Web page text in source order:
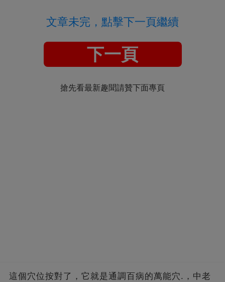
文章未完，點擊下一頁繼續
下一頁
搶先看最新趣聞請贊下面專頁
這個穴位按對了，它就是通調百病的萬能穴.，中老